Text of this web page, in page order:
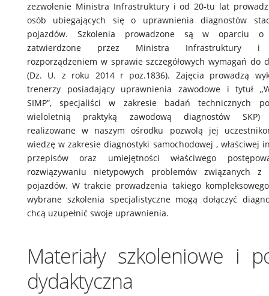
zezwolenie Ministra Infrastruktury i od 20-tu lat
osób ubiegających się o uprawnienia diagnostów
pojazdów. Szkolenia prowadzone są w oparciu o
zatwierdzone przez Ministra Infrastruktury i
rozporządzeniem w sprawie szczegółowych wymagań do
(Dz. U. z roku 2014 r poz.1836). Zajęcia prowadzą
trenerzy posiadający uprawnienia zawodowe i tytuł
SIMP”, specjaliści w zakresie badań technicznych
wieloletnią praktyką zawodową diagnostów SKP)
realizowane w naszym ośrodku pozwolą jej
wiedzę w zakresie diagnostyki samochodowej , właściwej
przepisów oraz umiejętności właściwego
rozwiązywaniu nietypowych problemów związanych z
pojazdów. W trakcie prowadzenia takiego
wybrane szkolenia specjalistyczne mogą dołączyć
chcą uzupełnić swoje uprawnienia.
Materiały szkoleniowe i
dydaktyczna